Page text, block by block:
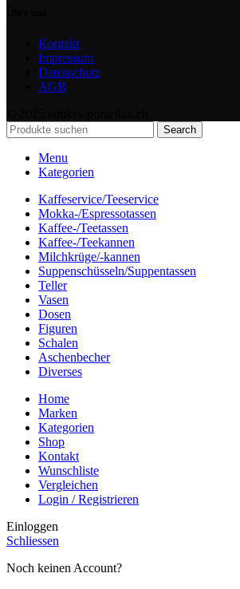
Kontakt
Impressum
Datenschutz
AGB
Search
Menu
Kategorien
Kaffeservice/Teeservice
Mokka-/Espressotassen
Kaffee-/Teetassen
Kaffee-/Teekannen
Milchkrüge/-kannen
Suppenschüsseln/Suppentassen
Teller
Vasen
Dosen
Figuren
Schalen
Aschenbecher
Diverses
Home
Marken
Kategorien
Shop
Kontakt
Wunschliste
Vergleichen
Login / Registrieren
Einloggen
Schliessen
Noch keinen Account?